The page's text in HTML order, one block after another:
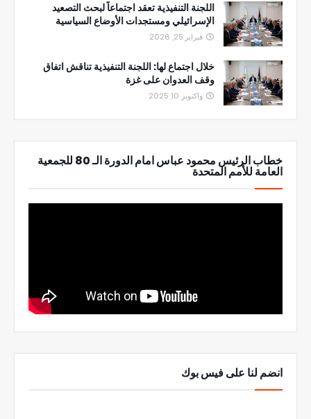
اللجنة التنفيذية تعقد اجتماعاً لبحث التصعيد
الإسرائيلي ومستجدات الأوضاع السياسية
فبراير 25, 2026
خلال اجتماع لها: اللجنة التنفيذية تناقش اتفاق
وقف العدوان على غزة
واكتوبر 10, 2025
خطاب الرئيس محمود عباس امام الدورة الـ 80 للجمعية
العامة للأمم المتحدة
انضم لنا على فيس بوك